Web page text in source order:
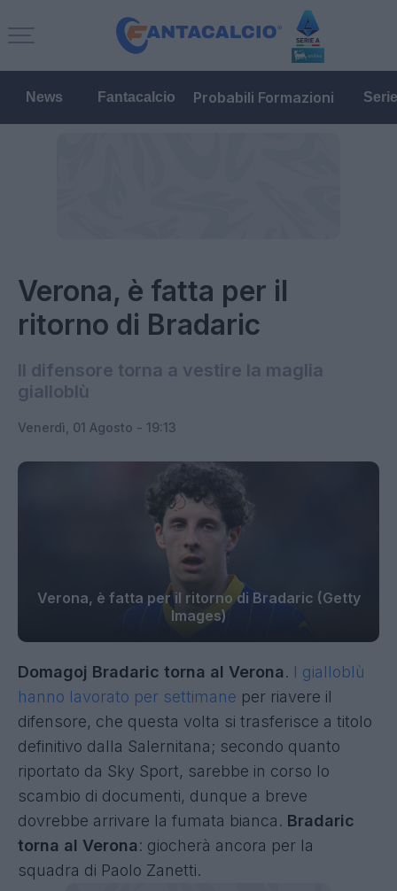
News Fantacalcio Probabili Formazioni
Verona, è fatta per il
ritorno di Bradaric
Il difensore torna a vestire la maglia
gialloblù
Venerdì, 01 Agosto - 19:13
Verona, è fatta per il ritorno di Bradaric (Getty
Images)
Domagoj Bradaric torna al Verona. I gialloblù
hanno lavorato per settimane per riavere il
difensore, che questa volta si trasferisce a titolo
definitivo dalla Salernitana; secondo quanto
riportato da Sky Sport, sarebbe in corso lo
scambio di documenti, dunque a breve
dovrebbe arrivare la fumata bianca. Bradaric
torna al Verona: giocherà ancora per la
squadra di Paolo Zanetti.